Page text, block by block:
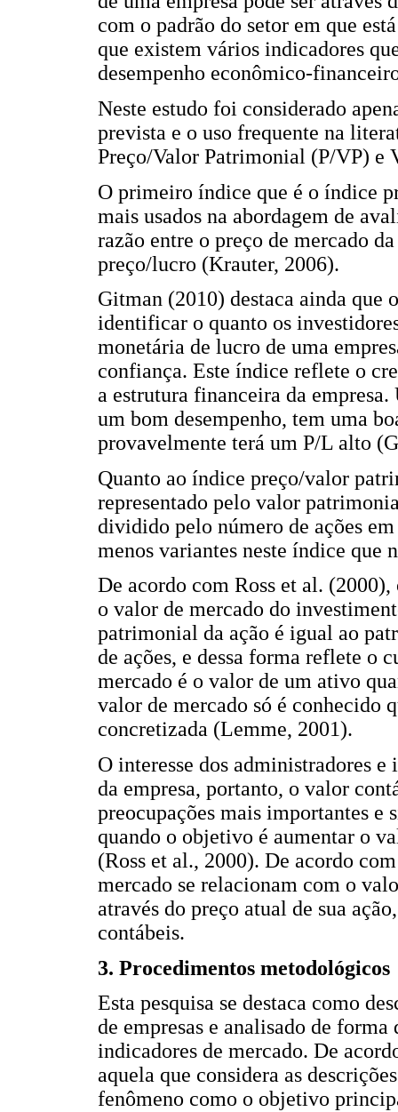
com o padrão do setor em que
que existem vários indicadores
desempenho econômico-
Neste estudo foi considerado
prevista e o uso frequente na
Preço/Valor Patrimonial (P/VP) e
O primeiro índice que é o índice
mais usados na abordagem de
razão entre o preço de mercado
preço/lucro (Krauter, 2006).
Gitman (2010) destaca ainda que
identificar o quanto os
monetária de lucro de uma
confiança. Este índice reflete o
a estrutura financeira da empresa.
um bom desempenho, tem uma
provavelmente terá um P/L alto
Quanto ao índice preço/valor
representado pelo valor
dividido pelo número de ações
menos variantes neste índice que
De acordo com Ross et al.
o valor de mercado do
patrimonial da ação é igual ao
de ações, e dessa forma reflete o
mercado é o valor de um ativo
valor de mercado só é conhecido
concretizada (Lemme, 2001).
O interesse dos administradores
da empresa, portanto, o valor
preocupações mais importantes e
quando o objetivo é aumentar o
(Ross et al., 2000). De acordo
mercado se relacionam com o
através do preço atual de sua
contábeis.
3. Procedimentos metodológicos
Esta pesquisa se destaca como
de empresas e analisado de
indicadores de mercado. De
aquela que considera as
fenômeno como o objetivo